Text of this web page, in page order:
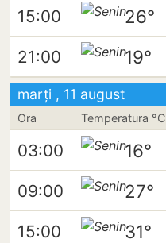
15:00 26°
21:00 19°
marți , 11 august
Ora Temperatura °C
03:00 16°
09:00 27°
15:00 31°